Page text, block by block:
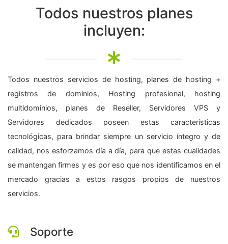
Todos nuestros planes
incluyen:
Todos nuestros servicios de hosting, planes de hosting +
registros de dominios, Hosting profesional, hosting
multidominios, planes de Reseller, Servidores VPS y
Servidores dedicados poseen estas características
tecnológicas, para brindar siempre un servicio íntegro y de
calidad, nos esforzamos día a día, para que estas cualidades
se mantengan firmes y es por eso que nos identificamos en el
mercado gracias a estos rasgos propios de nuestros
servicios.
Soporte